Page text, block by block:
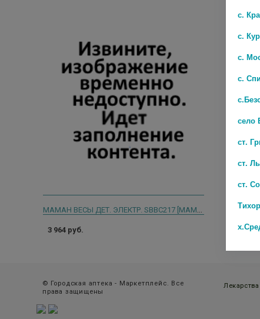
МАМАН ВЕСЫ ДЕТ. ЭЛЕКТР. SBBC217 [MAMAN]
3 964 руб.
© Городская аптека - Маркетплейс. Все
права защищены
с.
с.
с.
с.
село
ст.
ст.
ст.